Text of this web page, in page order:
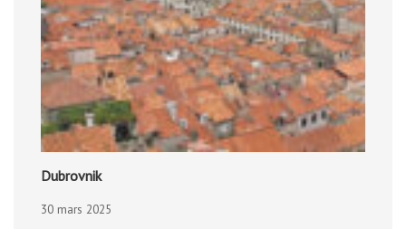
Dubrovnik
30 mars 2025